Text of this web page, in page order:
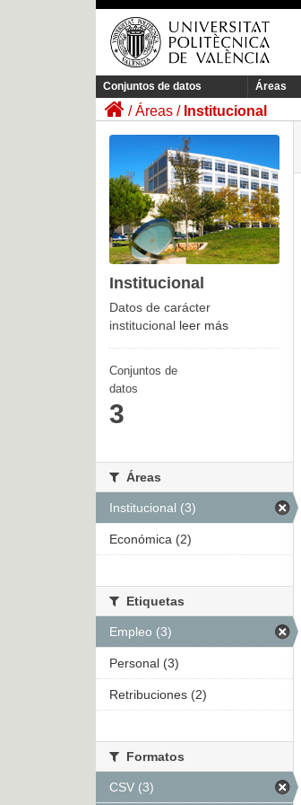
Conjuntos de datos Áreas
Áreas Institucional
Institucional
Datos de carácter
institucional leer más
Conjuntos de
datos
3
Áreas
Institucional (3)
Económica (2)
Etiquetas
Empleo (3)
Personal (3)
Retribuciones (2)
Formatos
CSV (3)